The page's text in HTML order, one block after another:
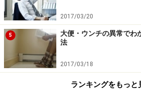
Aタイプ：健康な胃粘膜です。胃
いと思われます。
2017/03/20
5
大便・ウンチの異常でわ
法
2017/03/18
ランキングをもっと